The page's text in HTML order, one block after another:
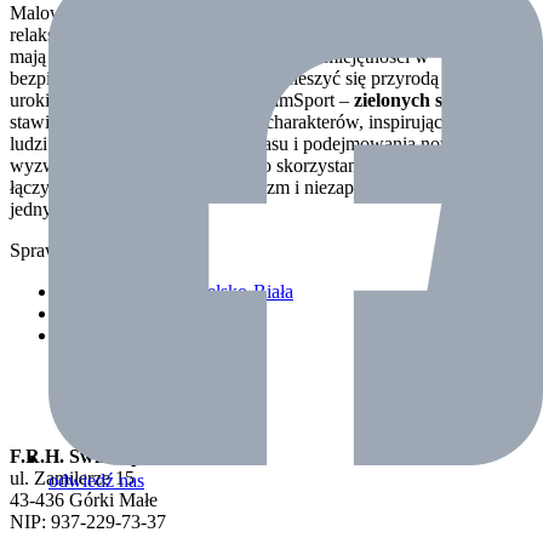
odwiedź nas
Malownicze otoczenie
relaksowi, jak i rozwijaniu sportowych pasji. Uczestnicy obozów
mają okazję nie tylko doskonalić swoje umiejętności w
bezpiecznym środowisku, ale także cieszyć się przyrodą i odkrywać
uroki tych pięknych miejsc. W SwimSport – zielonych szkołach
stawiamy na tworzenie mocnych charakterów, inspirując młodych
ludzi do aktywnego spędzania czasu i podejmowania nowych
wyzwań. Zapraszamy Państwa do skorzystania z naszej oferty, która
łączy doświadczenie, profesjonalizm i niezapomniane przygody w
jednym.
Sprawdź również
Nauka pływania Bielsko-Biała
F.R.H. Swim Sport
ul. Zamilerze 15
43-436 Górki Małe
NIP: 937-229-73-37